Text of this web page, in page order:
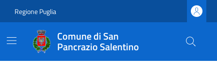
Regione Puglia
Comune di San
Pancrazio Salentino